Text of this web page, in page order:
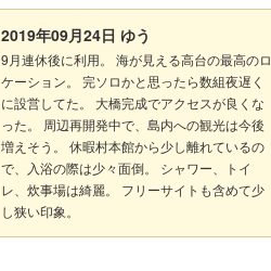
2019年09月24日 ゆう
9月連休後に利用。 海が見える高台の最高のロ
ケーション。 完ソロかと思ったら数組夜遅く
に設営してた。 大橋完成でアクセスが良くな
った。 周辺再開発中で、島内への観光は今後
増えそう。 休暇村本館から少し離れているの
で、入浴の際は少々面倒。 シャワー、トイ
レ、炊事場は綺麗。 フリーサイトも含めて少
し狭い印象。